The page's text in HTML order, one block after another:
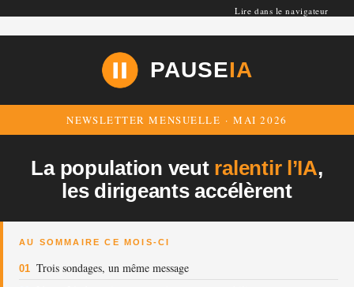
Lire dans le navigateur
PAUSEIA
NEWSLETTER MENSUELLE · MAI 2026
La population veut ralentir l’IA,
les dirigeants accélèrent
AU SOMMAIRE CE MOIS-CI
01 Trois sondages, un même message